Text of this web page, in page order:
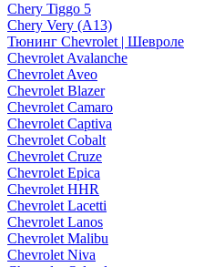
Chery Tiggo 5
Chery Very (A13)
Тюнинг Chevrolet | Шевроле
Chevrolet Avalanche
Chevrolet Aveo
Chevrolet Blazer
Chevrolet Camaro
Chevrolet Captiva
Chevrolet Cobalt
Chevrolet Cruze
Chevrolet Epica
Chevrolet HHR
Chevrolet Lacetti
Chevrolet Lanos
Chevrolet Malibu
Chevrolet Niva